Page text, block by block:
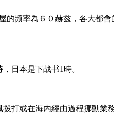
频率為６０赫兹，各大都
日本是下战书1時。
打或在海内經由過程挪動業